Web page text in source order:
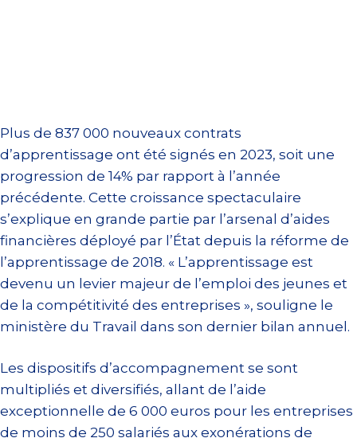
Plus de 837 000 nouveaux contrats
d’apprentissage ont été signés en 2023, soit une
progression de 14% par rapport à l’année
précédente. Cette croissance spectaculaire
s’explique en grande partie par l’arsenal d’aides
financières déployé par l’État depuis la réforme de
l’apprentissage de 2018. « L’apprentissage est
devenu un levier majeur de l’emploi des jeunes et
de la compétitivité des entreprises », souligne le
ministère du Travail dans son dernier bilan annuel.
Les dispositifs d’accompagnement se sont
multipliés et diversifiés, allant de l’aide
exceptionnelle de 6 000 euros pour les entreprises
de moins de 250 salariés aux exonérations de